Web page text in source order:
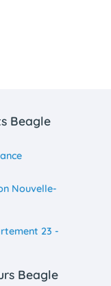
Beagle
Nouvelle-
23 -
Beagle